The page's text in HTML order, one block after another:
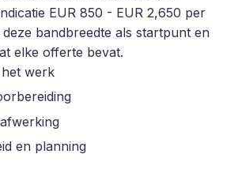
EUR 850 - EUR 2,650 per
bandbreedte als startpunt en
elke offerte bevat.
werk
en planning